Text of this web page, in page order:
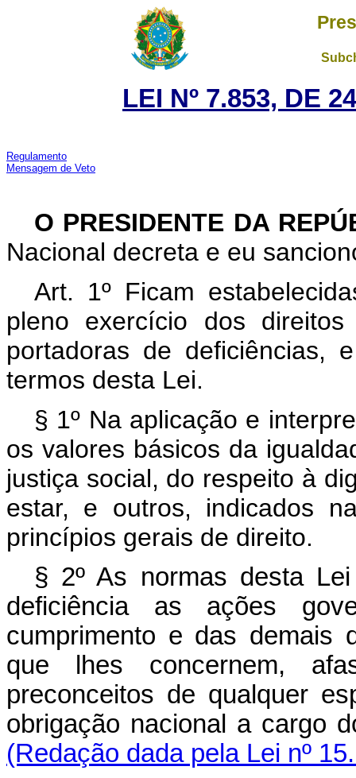
LEI Nº 7.853, DE
Regulamento
Mensagem de Veto
O PRESIDENTE DA
Nacional decreta e eu
Art. 1º Ficam
pleno exercício dos
portadoras de deficiências,
termos desta Lei.
§ 1º Na aplicação e
os valores básicos da
justiça social, do respeito à
estar, e outros, indicados
princípios gerais de direito.
§ 2º As normas desta
deficiência as ações
cumprimento e das demais
que lhes concernem,
preconceitos de qualquer
obrigação nacional a
(Redação dada pela Lei nº